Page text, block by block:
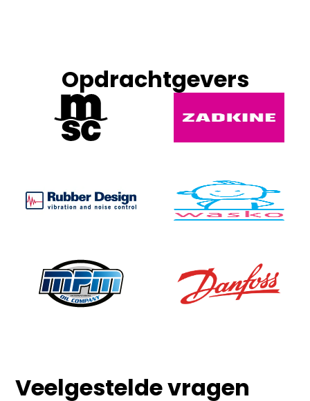
Opdrachtgevers
Veelgestelde vragen